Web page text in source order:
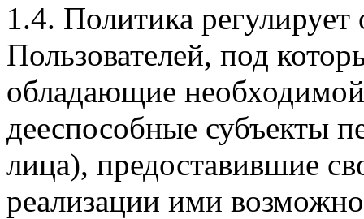
1.4. Политика
Пользователей, под
обладающие
дееспособные субъекты
лица), предоставившие
реализации ими